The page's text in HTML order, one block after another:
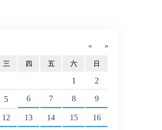
« »
三 四 五 六 日
1 2
5 6 7 8 9
12 13 14 15 16